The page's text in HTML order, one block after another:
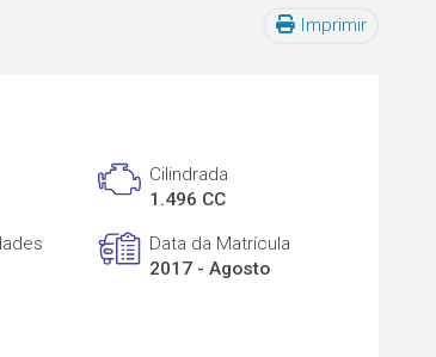
Imprimir
Cilindrada
1.496 CC
Data da Matrícula
2017 - Agosto